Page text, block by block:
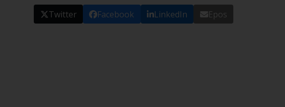
Twitter Facebook LinkedIn Epos